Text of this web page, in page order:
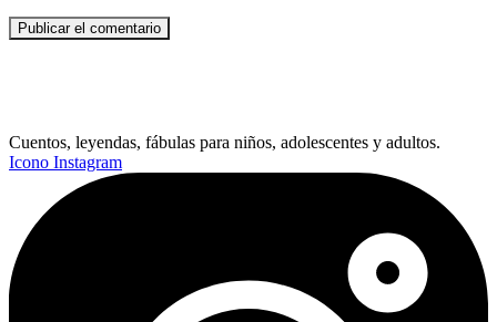
Cuentos, leyendas, fábulas para niños, adolescentes y adultos.
Icono Instagram